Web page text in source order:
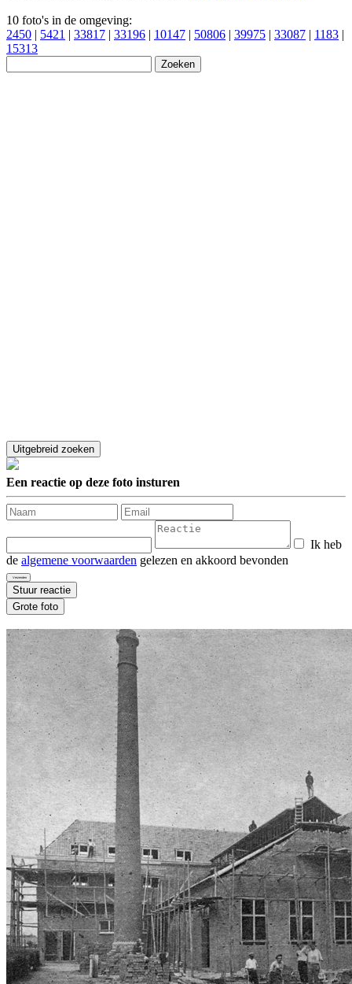
10 foto's in de omgeving:
2450 | 5421 | 33817 | 33196 | 10147 | 50806 | 39975 | 33087 | 1183 |
15313
Een reactie op deze foto insturen
Ik heb
de algemene voorwaarden gelezen en akkoord bevonden